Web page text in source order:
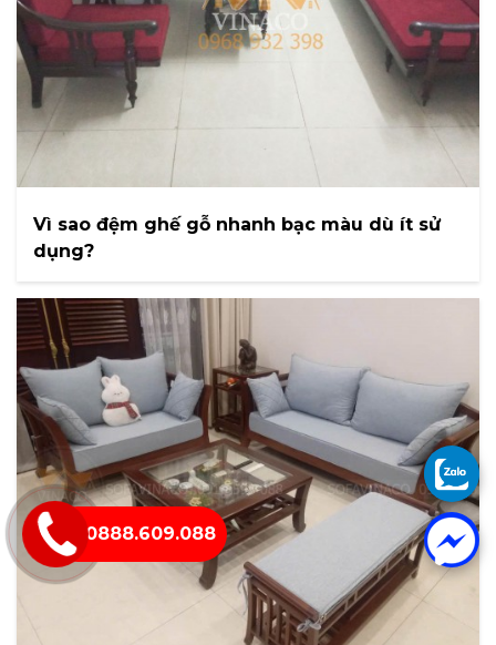
Vì sao đệm ghế gỗ nhanh bạc màu dù ít sử
dụng?
0888.609.088